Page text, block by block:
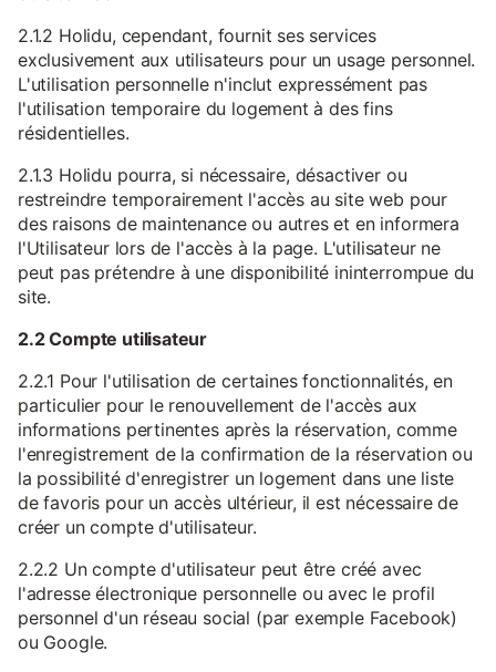
2.1.2 Holidu, cependant, fournit ses services
exclusivement aux utilisateurs pour un usage personnel.
L'utilisation personnelle n'inclut expressément pas
l'utilisation temporaire du logement à des fins
résidentielles.
2.1.3 Holidu pourra, si nécessaire, désactiver ou
restreindre temporairement l'accès au site web pour
des raisons de maintenance ou autres et en informera
l'Utilisateur lors de l'accès à la page. L'utilisateur ne
peut pas prétendre à une disponibilité ininterrompue du
site.
2.2 Compte utilisateur
2.2.1 Pour l'utilisation de certaines fonctionnalités, en
particulier pour le renouvellement de l'accès aux
informations pertinentes après la réservation, comme
l'enregistrement de la confirmation de la réservation ou
la possibilité d'enregistrer un logement dans une liste
de favoris pour un accès ultérieur, il est nécessaire de
créer un compte d'utilisateur.
2.2.2 Un compte d'utilisateur peut être créé avec
l'adresse électronique personnelle ou avec le profil
personnel d'un réseau social (par exemple Facebook)
ou Google.